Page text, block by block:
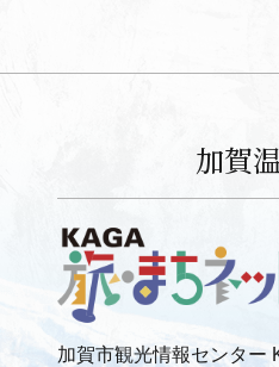
加賀
加賀市観光情報センター